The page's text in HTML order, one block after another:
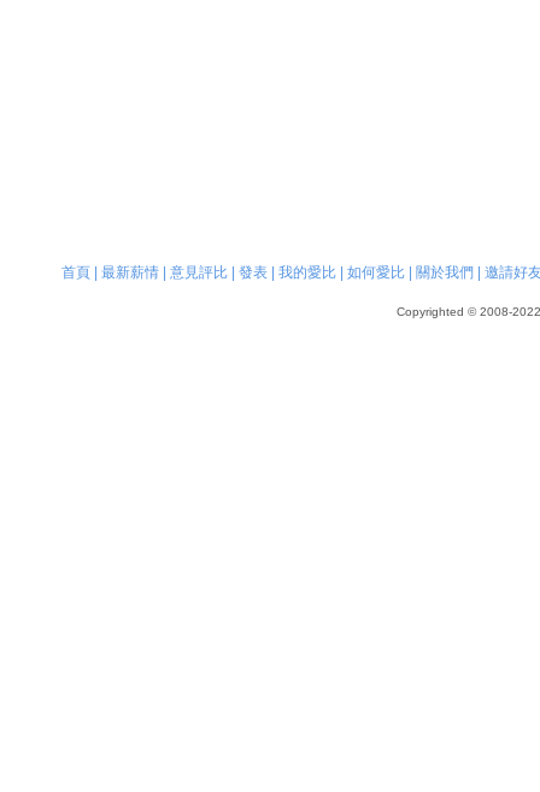
首頁| 最新薪情| 意見評比| 發表| 我的愛比| 如何愛比| 關於我們 邀請好
Copyrighted © 2008-